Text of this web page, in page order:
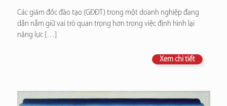
Các giám đốc đào tạo (GĐĐT) trong một doanh nghiệp đang
dần nắm giữ vai trò quan trọng hơn trong việc định hình lại
năng lực[…]
Xem chi tiết